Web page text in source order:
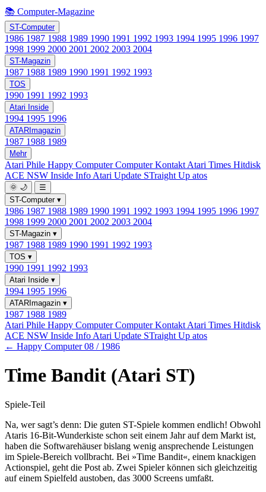
📚 Computer-Magazine
ST-Computer
1986 1987 1988 1989 1990 1991 1992 1993 1994 1995 1996 1997
1998 1999 2000 2001 2002 2003 2004
ST-Magazin
1987 1988 1989 1990 1991 1992 1993
TOS
1990 1991 1992 1993
Atari Inside
1994 1995 1996
ATARImagazin
1987 1988 1989
Mehr
Atari Phile Happy ComputerComputer Kontakt Atari Times Hitdisk
ACE NSW Inside Info Atari Update STraight Up atos
🌞 🌙
☰
ST-Computer ▾
1986 1987 1988 1989 1990 1991 1992 1993 1994 1995 1996 1997
1998 1999 2000 2001 2002 2003 2004
ST-Magazin ▾
1987 1988 1989 1990 1991 1992 1993
TOS ▾
1990 1991 1992 1993
Atari Inside ▾
1994 1995 1996
ATARImagazin ▾
1987 1988 1989
Atari Phile Happy ComputerComputer Kontakt Atari Times Hitdisk
ACE NSW Inside Info Atari Update STraight Up atos
← Happy Computer 08 / 1986
Time Bandit (Atari ST)
Spiele-Teil
Na, wer sagt’s denn: Die guten ST-Spiele kommen endlich! Obwohl
Ataris 16-Bit-Wunderkiste schon seit einem Jahr auf dem Markt ist,
haben die Softwarehäuser bislang wenig ansprechende Leistungen
im Spiele-Bereich vollbracht. Bei »Time Bandit«, einem knackigen
Actionspiel, geht die Post ab. Zwei Spieler können sich gleichzeitig
auf einem Spielfeld austoben, das 3000 Screens umfaßt.